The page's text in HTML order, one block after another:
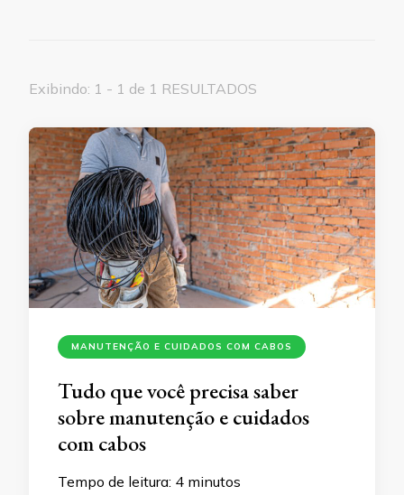
Exibindo: 1 - 1 de 1 RESULTADOS
MANUTENÇÃO E CUIDADOS COM CABOS
Tudo que você precisa saber
sobre manutenção e cuidados
com cabos
Tempo de leitura: 4 minutos